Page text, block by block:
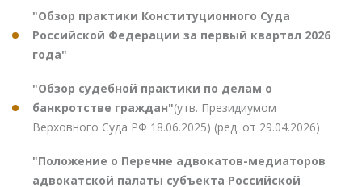
"Обзор практики Конституционного Суда
Российской Федерации за первый квартал 2026
года"
"Обзор судебной практики по делам о
банкротстве граждан"(утв. Президиумом
Верховного Суда РФ 18.06.2025) (ред. от 29.04.2026)
"Положение о Перечне адвокатов-медиаторов
адвокатской палаты субъекта Российской